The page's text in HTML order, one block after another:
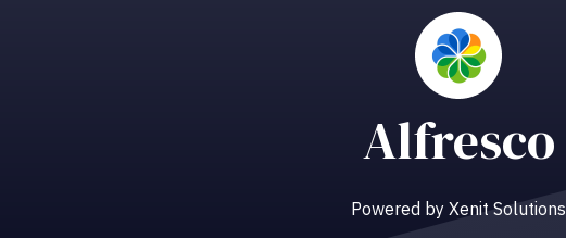
Alfresco
Powered by Xenit Solutions